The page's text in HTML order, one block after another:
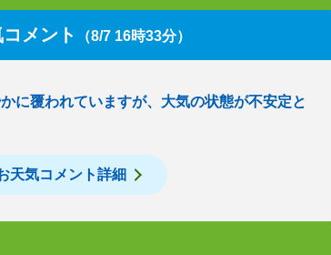
メント （8/7 16時33分）
に覆われていますが、大気の状態が不安定と
天気コメント詳細